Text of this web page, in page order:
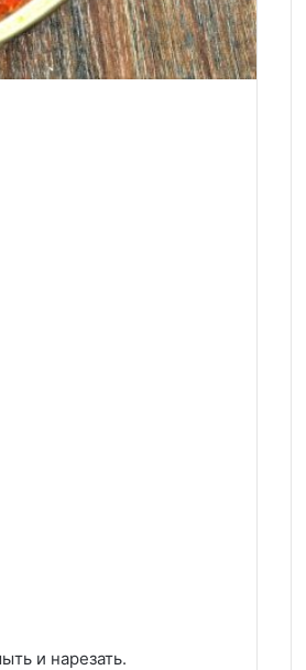
и нарезать.